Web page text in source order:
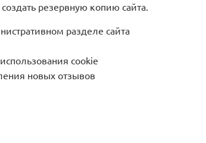
резервную копию сайта.
разделе сайта
cookie
новых отзывов